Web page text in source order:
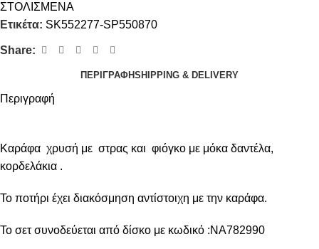
ΣΤΟΛΙΣΜΕΝΑ
Ετικέτα: SK552277-SP550870
Share:
ΠΕΡΙΓΡΑΦΉSHIPPING & DELIVERY
Περιγραφή
Καράφα χρυσή με στρας και φιόγκο με μόκα δαντέλα,
κορδελάκια .
Το ποτήρι έχει διακόσμηση αντίστοιχη με την καράφα.
Το σετ συνοδεύεται από δίσκο με κωδικό :NA782990